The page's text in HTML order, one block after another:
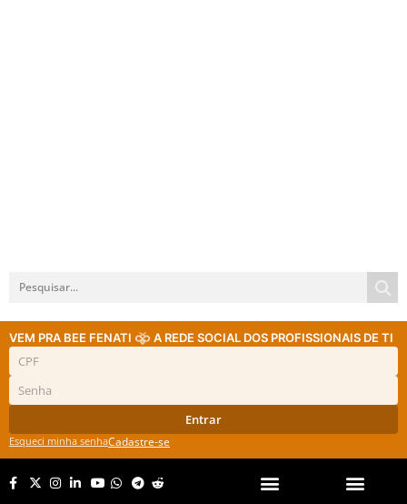
VEM PRA BEE FENATI A REDE SOCIAL DOS PROFISSIONAIS DE TI
Entrar
Esqueci minha senhaCadastre-se